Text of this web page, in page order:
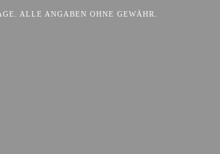
ALLE ANGABEN OHNE GEWÄHR.